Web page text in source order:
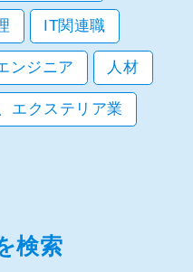
IT関連職
ンジニア 人材
エクステリア業
検索